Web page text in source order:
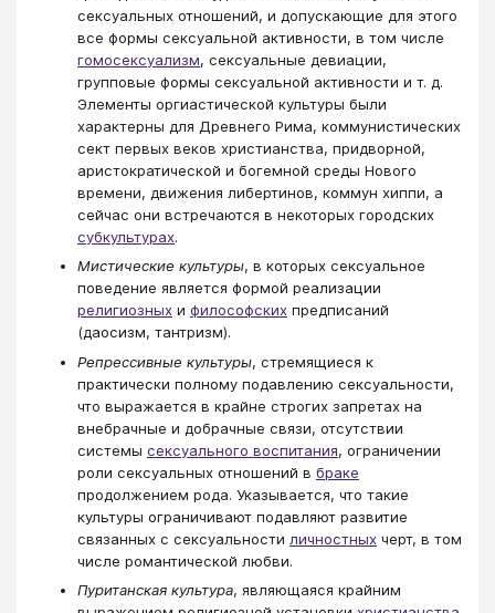
сексуальных отношений, и допускающие для этого
все формы сексуальной активности, в том числе
гомосексуализм, сексуальные девиации,
групповые формы сексуальной активности и т. д.
Элементы оргиастической культуры были
характерны для Древнего Рима, коммунистических
сект первых веков христианства, придворной,
аристократической и богемной среды Нового
времени, движения либертинов, коммун хиппи, а
сейчас они встречаются в некоторых городских
субкультурах.
Мистические культуры, в которых сексуальное
поведение является формой реализации
религиозных и философских предписаний
(даосизм, тантризм).
Репрессивные культуры, стремящиеся к
практически полному подавлению сексуальности,
что выражается в крайне строгих запретах на
внебрачные и добрачные связи, отсутствии
системы сексуального воспитания, ограничении
роли сексуальных отношений в браке
продолжением рода. Указывается, что такие
культуры ограничивают подавляют развитие
связанных с сексуальности личностных черт, в том
числе романтической любви.
Пуританская культура, являющаяся крайним